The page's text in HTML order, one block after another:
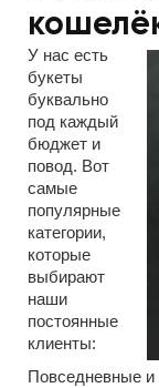
У нас есть
букеты
буквально
под каждый
бюджет и
повод. Вот
самые
популярные
категории,
которые
выбирают
наши
постоянные
клиенты:
Повседневные и